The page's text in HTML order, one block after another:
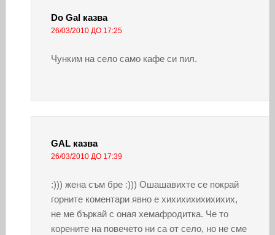
Do Gal казва
26/03/2010 ДО 17:25
Чунким на село само кафе си пил.
GAL казва
26/03/2010 ДО 17:39
:))) жена съм бре :))) Ошашавихте се покрай
горните коментари явно е хихихихихихихих,
не ме бъркай с оная хемафродитка. Че то
корените на повечето ни са от село, но не сме